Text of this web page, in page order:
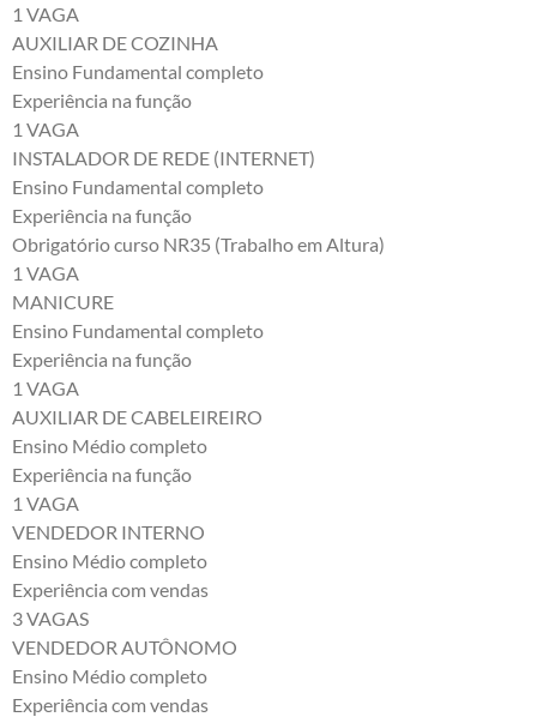
1 VAGA
AUXILIAR DE COZINHA
Ensino Fundamental completo
Experiência na função
1 VAGA
INSTALADOR DE REDE (INTERNET)
Ensino Fundamental completo
Experiência na função
Obrigatório curso NR35 (Trabalho em Altura)
1 VAGA
MANICURE
Ensino Fundamental completo
Experiência na função
1 VAGA
AUXILIAR DE CABELEIREIRO
Ensino Médio completo
Experiência na função
1 VAGA
VENDEDOR INTERNO
Ensino Médio completo
Experiência com vendas
3 VAGAS
VENDEDOR AUTÔNOMO
Ensino Médio completo
Experiência com vendas